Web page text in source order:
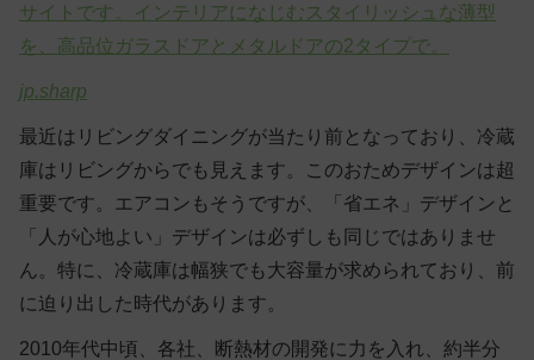
サイトです。インテリアになじむスタイリッシュな薄型
を、高品位ガラスドアとメタルドアの2タイプで。
jp.sharp
最近はリビングダイニングが当たり前となっており、冷蔵
庫はリビングからでも見えます。このおためデザインは超
重要です。エアコンもそうですが、「省エネ」デザインと
「人が心地よい」デザインは必ずしも同じではありませ
ん。特に、冷蔵庫は幅狭でも大容量が求められており、前
に迫り出した時代があります。
2010年代中頃、各社、断熱材の開発に力を入れ、約半分